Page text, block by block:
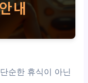
순한 휴식이 아닌